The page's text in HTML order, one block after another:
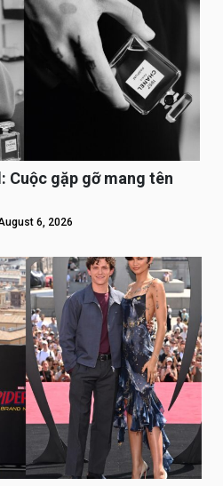
Cuộc gặp gỡ mang tên
6, 2026